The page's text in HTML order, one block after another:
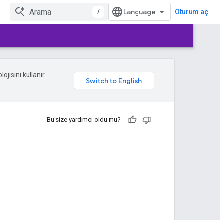
/ Oturum aç
kullanır.
Bu size yardımcı oldu mu?